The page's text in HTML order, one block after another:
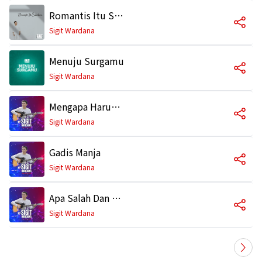
Romantis Itu Sederhana
Sigit Wardana
Menuju Surgamu
Sigit Wardana
Mengapa Harus Jumpa
Sigit Wardana
Gadis Manja
Sigit Wardana
Apa Salah Dan Dosaku
Sigit Wardana